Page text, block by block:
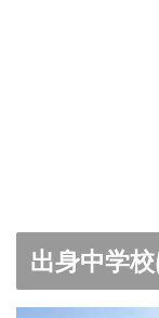
出身中学